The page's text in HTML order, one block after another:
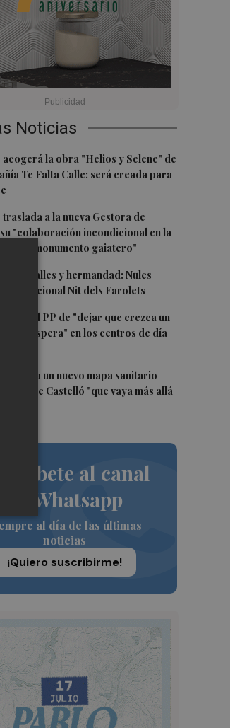
Noticias
acogerá la obra "Helios y Selene" de
Te Falta Calle: será creada para
a la nueva Gestora de
"colaboración incondicional en la
del monumento gaiatero"
pasacalles y hermandad: Nules
tradicional Nit dels Farolets
acusa al PP de "dejar que crezca un
de espera" en los centros de día
reclama un nuevo mapa sanitario
de Castelló "que vaya más allá
al canal
de Whatsapp
al día de las últimas
noticias
¡Quiero suscribirme!